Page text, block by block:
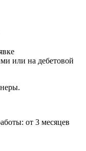
или на дебетовой
от 3 месяцев